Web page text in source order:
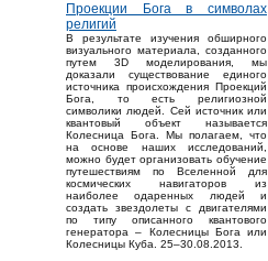
Проекции Бога в символах
религий
В результате изучения обширного
визуального материала, созданного
путем 3D моделирования, мы
доказали существование единого
источника происхождения Проекций
Бога, то есть религиозной
символики людей. Сей источник или
квантовый объект называется
Колесница Бога. Мы полагаем, что
на основе наших исследований,
можно будет организовать обучение
путешествиям по Вселенной для
космических навигаторов из
наиболее одаренных людей и
создать звездолеты с двигателями
по типу описанного квантового
генератора – Колесницы Бога или
Колесницы Куба. 25–30.08.2013.